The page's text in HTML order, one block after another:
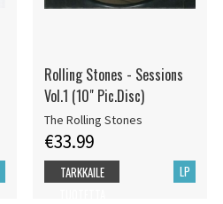
Rolling Stones - Sessions
Vol.1 (10" Pic.Disc)
The Rolling Stones
€33.99
LP
TARKKAILE